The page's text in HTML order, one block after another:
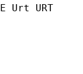
Urt URT